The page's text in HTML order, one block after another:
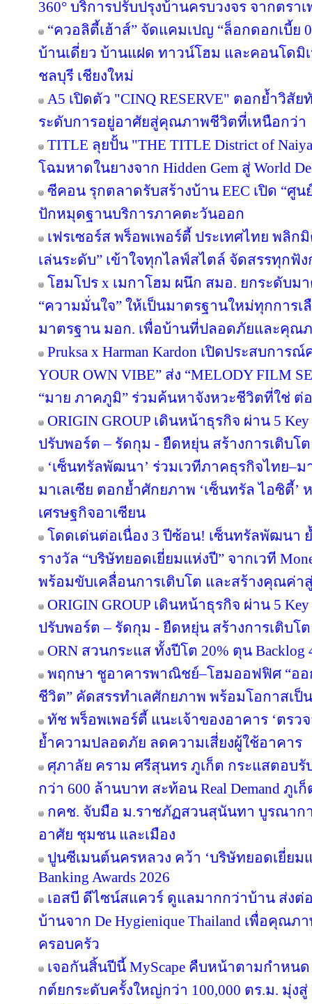
360° บริการปรับปรุงบ้านครบวงจร จากตรา
“ควอลิตี้เฮ้าส์” จัดแคมเปญ “ล็อกดอกเบี้ย
บ้านเดี่ยว บ้านแฝด ทาวน์โฮม และคอนโดมิ
ชลบุรี เชียงใหม่
A5 เปิดตัว "CINQ RESERVE" ตอกย้ำวิสัย
ระดับการอยู่อาศัยสู่คุณภาพชีวิตที่เหนือกว่า
TITLE ลุยปั้น "THE TITLE District of
โฉมหาดในยางจาก Hidden Gem สู่ World
ซีคอน รุกตลาดรับสร้างบ้าน EEC เปิด “ศู
ปักหมุดฐานบริการภาคตะวันออก
เฟรเซอร์ส พร็อพเพอร์ตี้ ประเทศไทย พลิ
เล่นระดับ” เข้าใจทุกไลฟ์สไตล์ จัดสรรทุกฟั
โฮมโปร x เมกาโฮม ผนึก สมอ. ยกระดับม
“ความมั่นใจ” ให้เป็นมาตรฐานใหม่ทุกการ
มาตรฐาน มอก. เพื่อบ้านที่ปลอดภัยและคุณ
Pruksa x Harman Kardon เปิดประสบกา
YOUR OWN VIBE” ส่ง “MELODY FILM
“มาย ภาคภูมิ” ร่วมค้นหาจังหวะชีวิตที่ใช่ ต่
ORIGIN GROUP เดินหน้าธุรกิจ ผ่าน 5
ปรับพอร์ต – รัดกุม - ยืดหยุ่น สร้างการเติบโ
‘เซ็นทรัลพัฒนา’ ร่วมเวทีภาคธุรกิจไทย–ม
มาเลเซีย ตอกย้ำศักยภาพ ‘เซ็นทรัล ไอซิตี้
เศรษฐกิจอาเซียน
โดดเด่นต่อเนื่อง 3 ปีซ้อน! เซ็นทรัลพัฒนา
รางวัล “บริษัทยอดเยี่ยมแห่งปี” จากเวที
พร้อมขับเคลื่อนการเติบโต และสร้างคุณค่า
ORIGIN GROUP เดินหน้าธุรกิจ ผ่าน 5
ปรับพอร์ต – รัดกุม - ยืดหยุ่น สร้างการเติบโ
ORN สวนกระแส ทั้งปีโต 20% ตุน
พฤกษา ชูอาคารพาณิชย์–โฮมออฟฟิศ “ออ
ชีวิต” คัดสรรทำเลศักยภาพ พร้อมโอกาสเป็
ทัช พร็อพเพอร์ตี้ แนะเจ้าของอาคาร ‘ตร
ย้ำความปลอดภัย ลดความเสี่ยงผู้ใช้อาคาร
ศุภาลัย คราม ศรีสุนทร ภูเก็ต กระแสตอบรั
กว่า 600 ล้านบาท สะท้อน Real Demand ภูเ
กคช. จับมือ ม.ราชภัฏสวนสุนันทา บูรณา
อาศัย ชุมชน และเมือง
ปูนซีเมนต์นครหลวง คว้า ‘บริษัทยอดเยี่ยมแ
Banking Awards 2026
เอสบี ดีไซน์สแควร์ ดูแลมากกว่าบ้าน ส่ง
บ้านจาก De Hygienique Thailand เพื่อคุณ
ครอบครัว
เจอกันสิ้นปีนี้ MyScape คืบหน้าตามกำหน
กต์ยกระดับครั้งใหญ่กว่า 100,000 ตร.ม. มุ่งสู่